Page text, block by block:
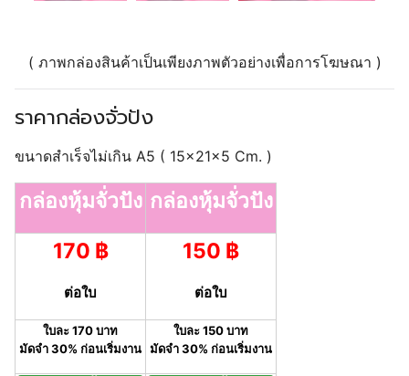
( ภาพกล่องสินค้าเป็นเพียงภาพตัวอย่างเพื่อการโฆษณา )
ราคากล่องจั่วปัง
ขนาดสำเร็จไม่เกิน A5 ( 15x21x5 Cm. )
กล่องหุ้มจั่วปัง กล่องหุ้มจั่วปัง
170 ฿
ต่อใบ
150 ฿
ต่อใบ
ใบละ 170 บาท
มัดจำ 30% ก่อนเริ่มงาน
ใบละ 150 บาท
มัดจำ 30% ก่อนเริ่มงาน